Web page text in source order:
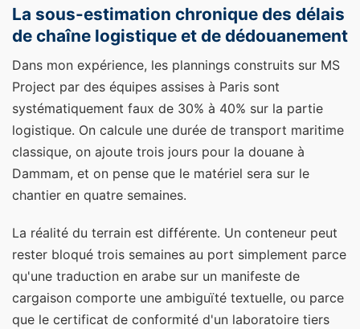
La sous-estimation chronique des délais
de chaîne logistique et de dédouanement
Dans mon expérience, les plannings construits sur MS
Project par des équipes assises à Paris sont
systématiquement faux de 30% à 40% sur la partie
logistique. On calcule une durée de transport maritime
classique, on ajoute trois jours pour la douane à
Dammam, et on pense que le matériel sera sur le
chantier en quatre semaines.
La réalité du terrain est différente. Un conteneur peut
rester bloqué trois semaines au port simplement parce
qu'une traduction en arabe sur un manifeste de
cargaison comporte une ambiguïté textuelle, ou parce
que le certificat de conformité d'un laboratoire tiers